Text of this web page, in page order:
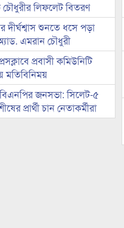
চৌধুরীর লিফলেট বিতরণ
দীর্ঘশ্বাস শুনতে ধসে পড়া
এমরান চৌধুরী
প্রবাসী কমিউনিটি
মতিবিনিময়
জনসভা: সিলেট-৫
প্রার্থী চান নেতাকর্মীরা